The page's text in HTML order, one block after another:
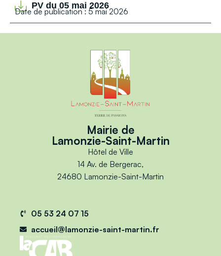
PV du 05 mai 2026
Date de publication : 5 mai 2026
Mairie de
Lamonzie-Saint-Martin
Hôtel de Ville
14 Av. de Bergerac,
24680 Lamonzie-Saint-Martin
05 53 24 07 15
accueil@lamonzie-saint-martin.fr